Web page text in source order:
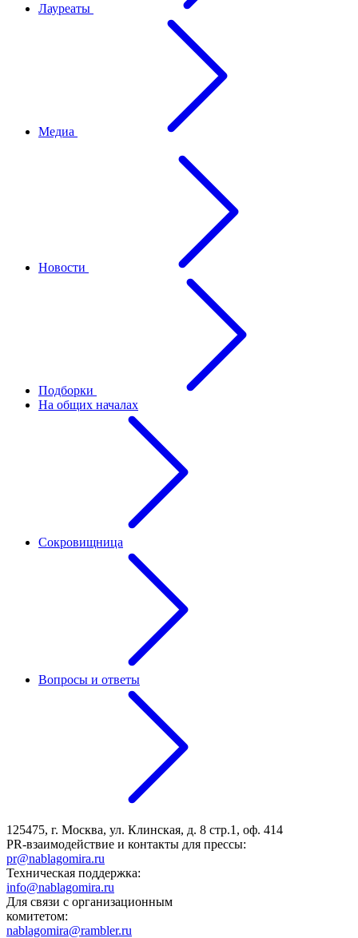
Лауреаты
Медиа
Новости
Подборки
На общих началах
Сокровищница
Вопросы и ответы
125475, г. Москва, ул. Клинская, д. 8 стр.1, оф. 414
PR-взаимодействие и контакты для прессы:
pr@nablagomira.ru
Техническая поддержка:
info@nablagomira.ru
Для связи с организационным
комитетом:
nablagomira@rambler.ru